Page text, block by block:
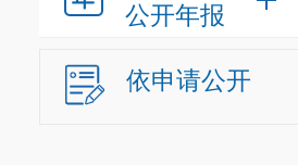
公开年报
依申请公开